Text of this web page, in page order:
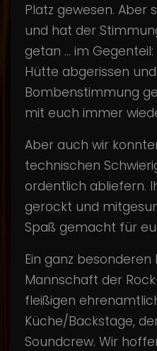
Platz gewesen. Aber
und hat der
getan ... im
Hütte abgerissen
Bombenstimmung
mit euch immer
Aber auch wir
technischen
ordentlich abliefern.
gerockt und
Spaß gemacht für
Ein ganz
Mannschaft der
fleißigen
Küche/Backstage,
Soundcrew. Wir